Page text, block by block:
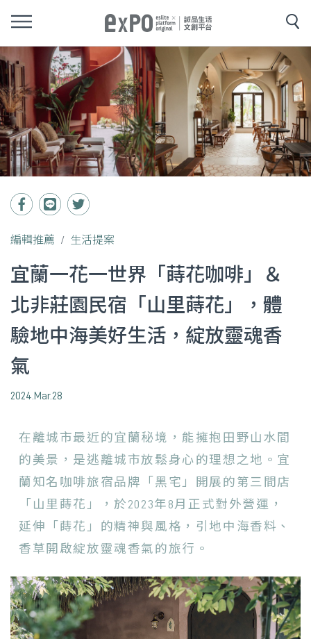
編輯推薦 生活提案
宜蘭一花一世界「蒔花咖啡」＆
北非莊園民宿「山里蒔花」，體
驗地中海美好生活，綻放靈魂香
氣
2024.Mar.28
在離城市最近的宜蘭秘境，能擁抱田野山水間
的美景，是逃離城市放鬆身心的理想之地。宜
蘭知名咖啡旅宿品牌「黑宅」開展的第三間店
「山里蒔花」，於2023年8月正式對外營運，
延伸「蒔花」的精神與風格，引地中海香料、
香草開啟綻放靈魂香氣的旅行。